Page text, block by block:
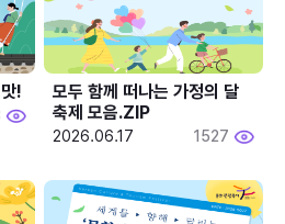
!
모두 함께 떠나는 가정의 달
축제 모음.ZIP
2026.06.17 1527